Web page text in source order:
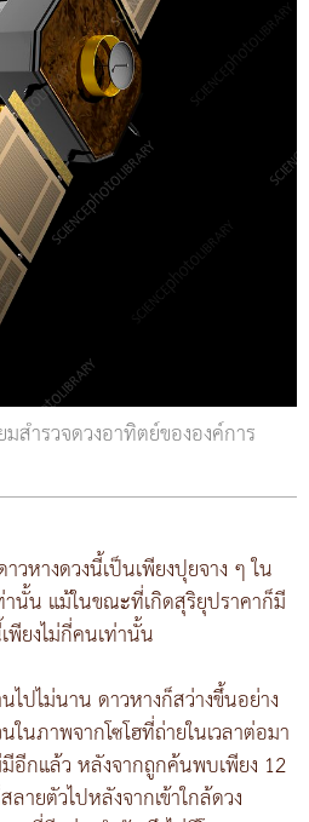
สำรวจดวงอาทิตย์ขององค์การ
หางดวงนี้เป็นเพียงปุยจาง ๆ ใน
นั้น แม้ในขณะที่เกิดสุริยุปราคาก็มี
ยงไม่กี่คนเท่านั้น
ปไม่นาน ดาวหางก็สว่างขึ้นอย่าง
นภาพจากโซโฮที่ถ่ายในเวลาต่อมา
อีกแล้ว หลังจากถูกค้นพบเพียง 12
ลายตัวไปหลังจากเข้าใกล้ดวง